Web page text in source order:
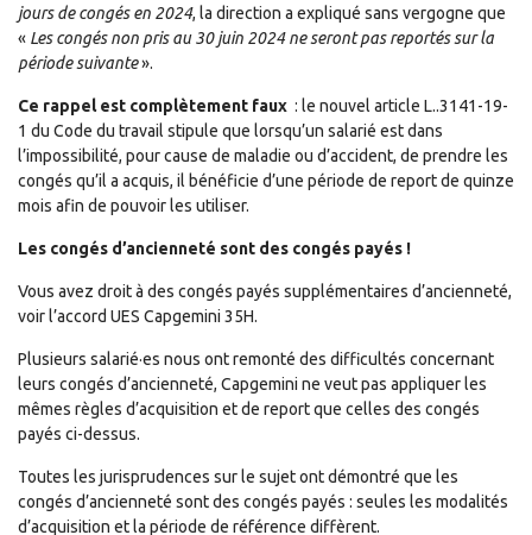
jours de congés en 2024, la direction a expliqué sans vergogne que
« Les congés non pris au 30 juin 2024 ne seront pas reportés sur la
période suivante».
Ce rappel est complètement faux : le nouvel article L..3141-19-
1 du Code du travail stipule que lorsqu’un salarié est dans
l’impossibilité, pour cause de maladie ou d’accident, de prendre les
congés qu’il a acquis, il bénéficie d’une période de report de quinze
mois afin de pouvoir les utiliser.
Les congés d’ancienneté sont des congés payés !
Vous avez droit à des congés payés supplémentaires d’ancienneté,
voir l’accord UES Capgemini 35H.
Plusieurs salarié·es nous ont remonté des difficultés concernant
leurs congés d’ancienneté, Capgemini ne veut pas appliquer les
mêmes règles d’acquisition et de report que celles des congés
payés ci-dessus.
Toutes les jurisprudences sur le sujet ont démontré que les
congés d’ancienneté sont des congés payés : seules les modalités
d’acquisition et la période de référence diffèrent.